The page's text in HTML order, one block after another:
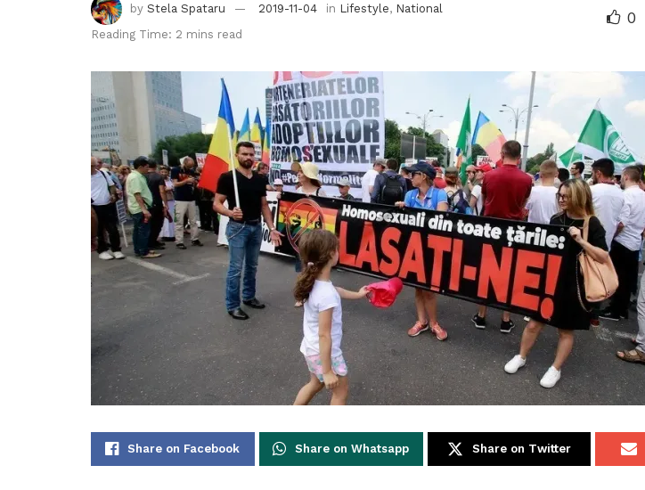
by Stela Spataru 2019-11-04 in Lifestyle, National
Reading Time: 2 mins read
0
Share on Facebook Share on Whatsapp Share on Twitter